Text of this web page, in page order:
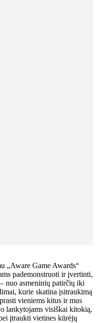
„Aware Game Awards“
pademonstruoti ir įvertinti,
nuo asmeninių patirčių iki
kurie skatina įsitraukimą
vieniems kitus ir mus
lankytojams visiškai kitokią,
įtraukti vietines kūrėjų